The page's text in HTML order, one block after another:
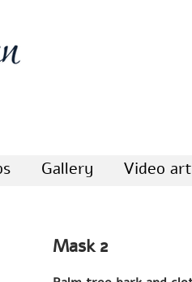
Gallery Video art
Mask 2